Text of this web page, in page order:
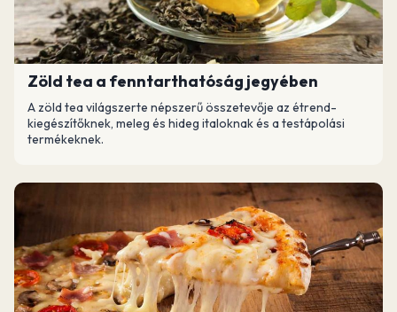
Zöld tea a fenntarthatóság jegyében
A zöld tea világszerte népszerű összetevője az étrend-
kiegészítőknek, meleg és hideg italoknak és a testápolási
termékeknek.